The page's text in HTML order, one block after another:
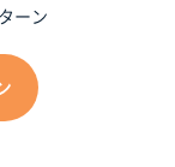
ーン